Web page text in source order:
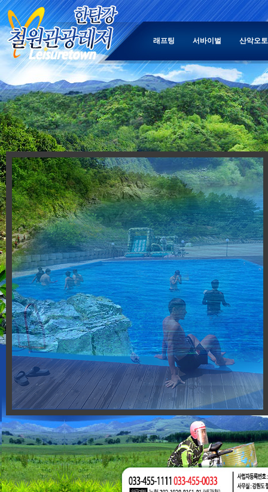
래프팅 서바이벌 산악오